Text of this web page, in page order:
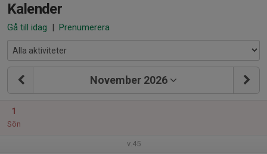
Kalender
Gå till idag | Prenumerera
November 2026
1
Sön
v.45